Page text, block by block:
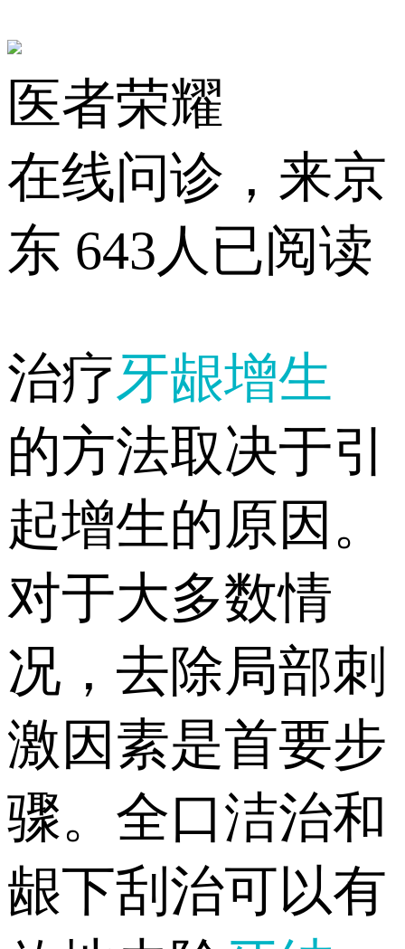
医者荣耀
在线问诊，来京
东 643人已阅读
治疗牙龈增生
的方法取决于引
起增生的原因。
对于大多数情
况，去除局部刺
激因素是首要步
骤。全口洁治和
龈下刮治可以有